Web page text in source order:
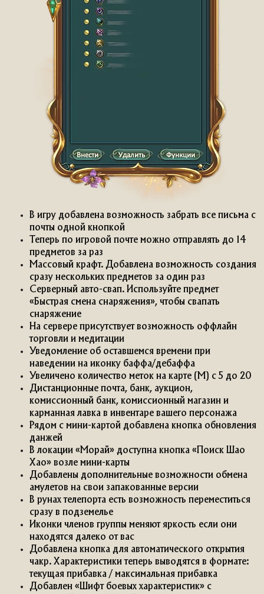
В игру добавлена возможность забрать все письма с
почты одной кнопкой
Теперь по игровой почте можно отправлять до 14
предметов за раз
Массовый крафт. Добавлена возможность создания
сразу нескольких предметов за один раз
Серверный авто-свап. Используйте предмет
«Быстрая смена снаряжения», чтобы свапать
снаряжение
На сервере присутствует возможность оффлайн
торговли и медитации
Уведомление об оставшемся времени при
наведении на иконку баффа/дебаффа
Увеличено количество меток на карте (M) с 5 до 20
Дистанционные почта, банк, аукцион,
комиссионный банк, комиссионный магазин и
карманная лавка в инвентаре вашего персонажа
Рядом с мини-картой добавлена кнопка обновления
данжей
В локации «Морай» доступна кнопка «Поиск Шао
Хао» возле мини-карты
Добавлены дополнительные возможности обмена
амулетов на свои запакованные версии
В рунах телепорта есть возможность переместиться
сразу в подземелье
Иконки членов группы меняют яркость если они
находятся далеко от вас
Добавлена кнопка для автоматического открытия
чакр. Характеристики теперь выводятся в формате:
текущая прибавка / максимальная прибавка
Добавлен «Шифт боевых характеристик» с